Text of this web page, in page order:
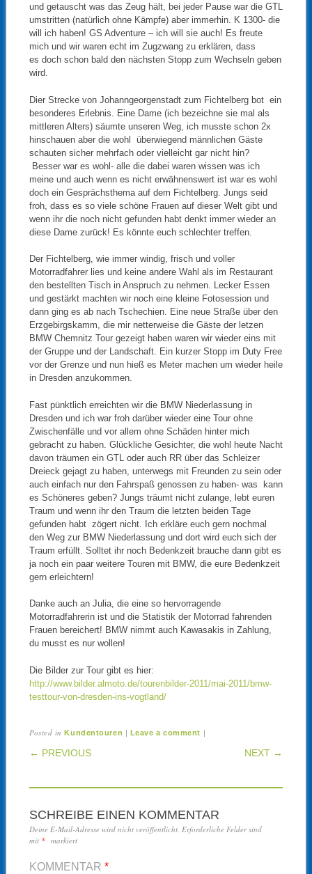
und getauscht was das Zeug hält, bei jeder Pause war die GTL
umstritten (natürlich ohne Kämpfe) aber immerhin. K 1300- die
will ich haben! GS Adventure – ich will sie auch! Es freute
mich und wir waren echt im Zugzwang zu erklären, dass
es doch schon bald den nächsten Stopp zum Wechseln geben
wird.
Dier Strecke von Johanngeorgenstadt zum Fichtelberg bot ein
besonderes Erlebnis. Eine Dame (ich bezeichne sie mal als
mittleren Alters) säumte unseren Weg, ich musste schon 2x
hinschauen aber die wohl überwiegend männlichen Gäste
schauten sicher mehrfach oder vielleicht gar nicht hin?
Besser war es wohl- alle die dabei waren wissen was ich
meine und auch wenn es nicht erwähnenswert ist war es wohl
doch ein Gesprächsthema auf dem Fichtelberg. Jungs seid
froh, dass es so viele schöne Frauen auf dieser Welt gibt und
wenn ihr die noch nicht gefunden habt denkt immer wieder an
diese Dame zurück! Es könnte euch schlechter treffen.
Der Fichtelberg, wie immer windig, frisch und voller
Motorradfahrer lies und keine andere Wahl als im Restaurant
den bestellten Tisch in Anspruch zu nehmen. Lecker Essen
und gestärkt machten wir noch eine kleine Fotosession und
dann ging es ab nach Tschechien. Eine neue Straße über den
Erzgebirgskamm, die mir netterweise die Gäste der letzen
BMW Chemnitz Tour gezeigt haben waren wir wieder eins mit
der Gruppe und der Landschaft. Ein kurzer Stopp im Duty Free
vor der Grenze und nun hieß es Meter machen um wieder heile
in Dresden anzukommen.
Fast pünktlich erreichten wir die BMW Niederlassung in
Dresden und ich war froh darüber wieder eine Tour ohne
Zwischenfälle und vor allem ohne Schäden hinter mich
gebracht zu haben. Glückliche Gesichter, die wohl heute Nacht
davon träumen ein GTL oder auch RR über das Schleizer
Dreieck gejagt zu haben, unterwegs mit Freunden zu sein oder
auch einfach nur den Fahrspaß genossen zu haben- was kann
es Schöneres geben? Jungs träumt nicht zulange, lebt euren
Traum und wenn ihr den Traum die letzten beiden Tage
gefunden habt zögert nicht. Ich erkläre euch gern nochmal
den Weg zur BMW Niederlassung und dort wird euch sich der
Traum erfüllt. Solltet ihr noch Bedenkzeit brauche dann gibt es
ja noch ein paar weitere Touren mit BMW, die eure Bedenkzeit
gern erleichtern!
Danke auch an Julia, die eine so hervorragende
Motorradfahrerin ist und die Statistik der Motorrad fahrenden
Frauen bereichert! BMW nimmt auch Kawasakis in Zahlung,
du musst es nur wollen!
Die Bilder zur Tour gibt es hier:
http://www.bilder.almoto.de/tourenbilder-2011/mai-2011/bmw-
testtour-von-dresden-ins-vogtland/
Posted inKundentouren | Leave a comment |
POST NAVIGATION
← PREVIOUS NEXT →
SCHREIBE EINEN KOMMENTAR
Deine E-Mail-Adresse wird nicht veröffentlicht. Erforderliche Felder sind
mit * markiert
KOMMENTAR *